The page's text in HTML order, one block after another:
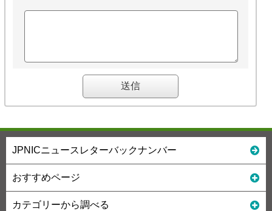
JPNICニュースレターバックナンバー
おすすめページ
カテゴリーから調べる